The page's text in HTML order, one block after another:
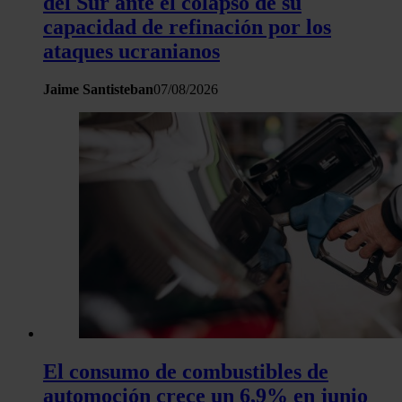
capacidad de refinación por los
ataques ucranianos
Jaime Santisteban07/08/2026
El consumo de combustibles de
automoción crece un 6,9% en junio